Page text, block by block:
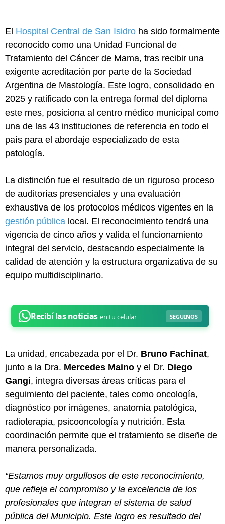
El Hospital Central de San Isidro ha sido formalmente
reconocido como una Unidad Funcional de
Tratamiento del Cáncer de Mama, tras recibir una
exigente acreditación por parte de la Sociedad
Argentina de Mastología. Este logro, consolidado en
2025 y ratificado con la entrega formal del diploma
este mes, posiciona al centro médico municipal como
una de las 43 instituciones de referencia en todo el
país para el abordaje especializado de esta
patología.
La distinción fue el resultado de un riguroso proceso
de auditorías presenciales y una evaluación
exhaustiva de los protocolos médicos vigentes en la
gestión pública local. El reconocimiento tendrá una
vigencia de cinco años y valida el funcionamiento
integral del servicio, destacando especialmente la
calidad de atención y la estructura organizativa de su
equipo multidisciplinario.
La unidad, encabezada por el Dr. Bruno Fachinat,
junto a la Dra. Mercedes Maino y el Dr. Diego
Gangi, integra diversas áreas críticas para el
seguimiento del paciente, tales como oncología,
diagnóstico por imágenes, anatomía patológica,
radioterapia, psicooncología y nutrición. Esta
coordinación permite que el tratamiento se diseñe de
manera personalizada.
“Estamos muy orgullosos de este reconocimiento,
que refleja el compromiso y la excelencia de los
profesionales que integran el sistema de salud
pública del Municipio. Este logro es resultado del